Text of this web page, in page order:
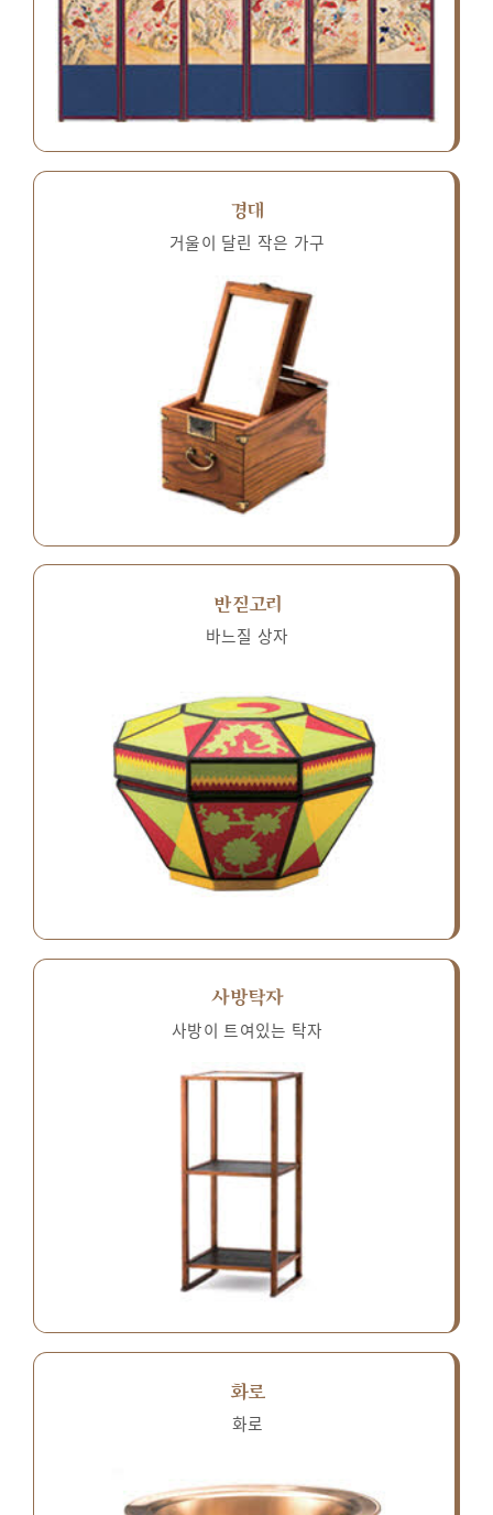
경대
거울이 달린 작은 가구
반짇고리
바느질 상자
사방탁자
사방이 트여있는 탁자
화로
화로